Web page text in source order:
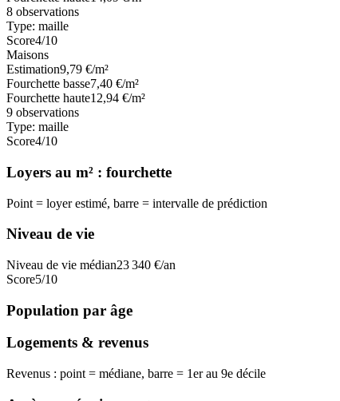
8 observations
Type: maille
Score4/10
Maisons
Estimation9,79 €/m²
Fourchette basse7,40 €/m²
Fourchette haute12,94 €/m²
9 observations
Type: maille
Score4/10
Loyers au m² : fourchette
Point = loyer estimé, barre = intervalle de prédiction
Niveau de vie
Niveau de vie médian23 340 €/an
Score5/10
Population par âge
Logements & revenus
Revenus : point = médiane, barre = 1er au 9e décile